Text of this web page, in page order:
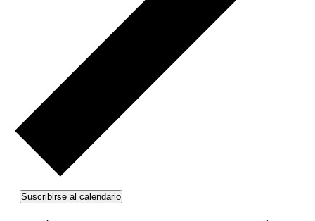
Suscribirse al calendario